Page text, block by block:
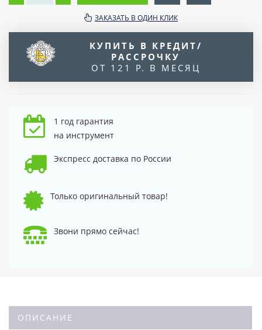
ЗАКАЗАТЬ В ОДИН КЛИК
КУПИТЬ В КРЕДИТ/
РАССРОЧКУ
ОТ 121 Р. В МЕСЯЦ
1 год гарантия
на инструмент
Экспресс доставка по России
Только оригинальный товар!
Звони прямо сейчас!
ОПИСАНИЕ